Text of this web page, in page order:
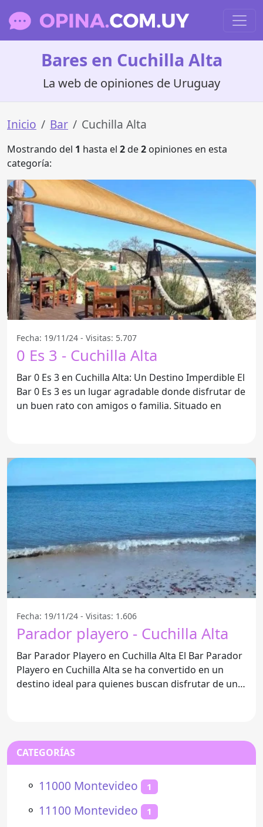
Bares en Cuchilla Alta
La web de opiniones de Uruguay
Inicio Bar Cuchilla Alta
Mostrando del 1 hasta el 2de2 opiniones en esta
categoría:
Fecha: 19/11/24 - Visitas: 5.707
0 Es 3 - Cuchilla Alta
Bar 0 Es 3 en Cuchilla Alta: Un Destino Imperdible El
Bar 0 Es 3 es un lugar agradable donde disfrutar de
un buen rato con amigos o familia. Situado en
Fecha: 19/11/24 - Visitas: 1.606
Parador playero - Cuchilla Alta
Bar Parador Playero en Cuchilla Alta El Bar Parador
Playero en Cuchilla Alta se ha convertido en un
destino ideal para quienes buscan disfrutar de un
CATEGORÍAS
⚬ 11000 Montevideo 1
⚬ 11100 Montevideo 1